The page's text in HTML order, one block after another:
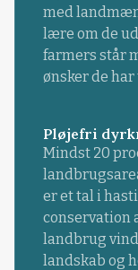
med
lære om de
farmers står
ønsker de har
Pløjefri
Mindst 20
er et tal i
conservation
landbrug
landskab og